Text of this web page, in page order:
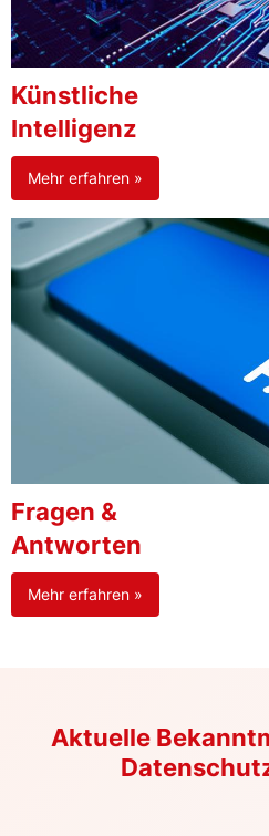
Künstliche
Intelligenz
Mehr erfahren »
Fragen &
Antworten
Mehr erfahren »
Aktuelle